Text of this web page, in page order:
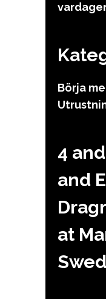
Börja
4
and
at